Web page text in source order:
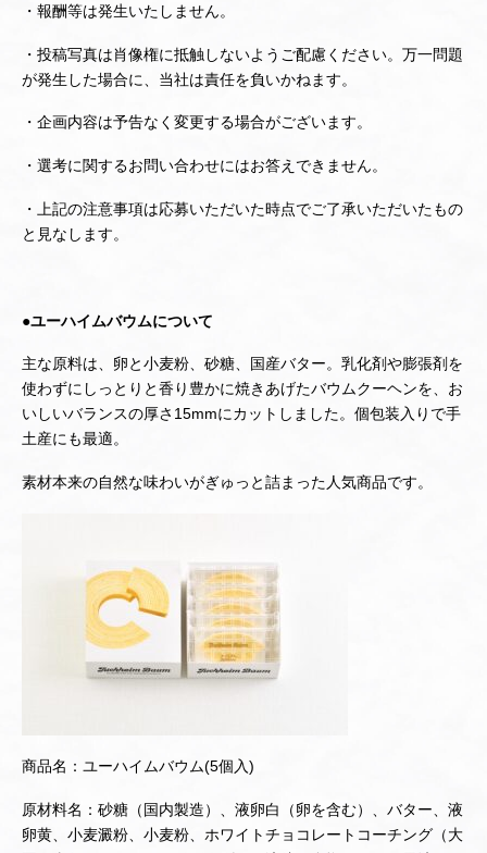
・報酬等は発生いたしません。
・投稿写真は肖像権に抵触しないようご配慮ください。万一問題
が発生した場合に、当社は責任を負いかねます。
・企画内容は予告なく変更する場合がございます。
・選考に関するお問い合わせにはお答えできません。
・上記の注意事項は応募いただいた時点でご了承いただいたもの
と見なします。
●ユーハイムバウムについて
主な原料は、卵と小麦粉、砂糖、国産バター。乳化剤や膨張剤を
使わずにしっとりと香り豊かに焼きあげたバウムクーヘンを、お
いしいバランスの厚さ15mmにカットしました。個包装入りで手
土産にも最適。
素材本来の自然な味わいがぎゅっと詰まった人気商品です。
商品名：ユーハイムバウム(5個入)
原材料名：砂糖（国内製造）、液卵白（卵を含む）、バター、液
卵黄、小麦澱粉、小麦粉、ホワイトチョコレートコーチング（大